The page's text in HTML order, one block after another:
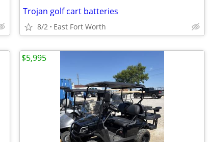
Trojan golf cart batteries
8/2 East Fort Worth
$5,995